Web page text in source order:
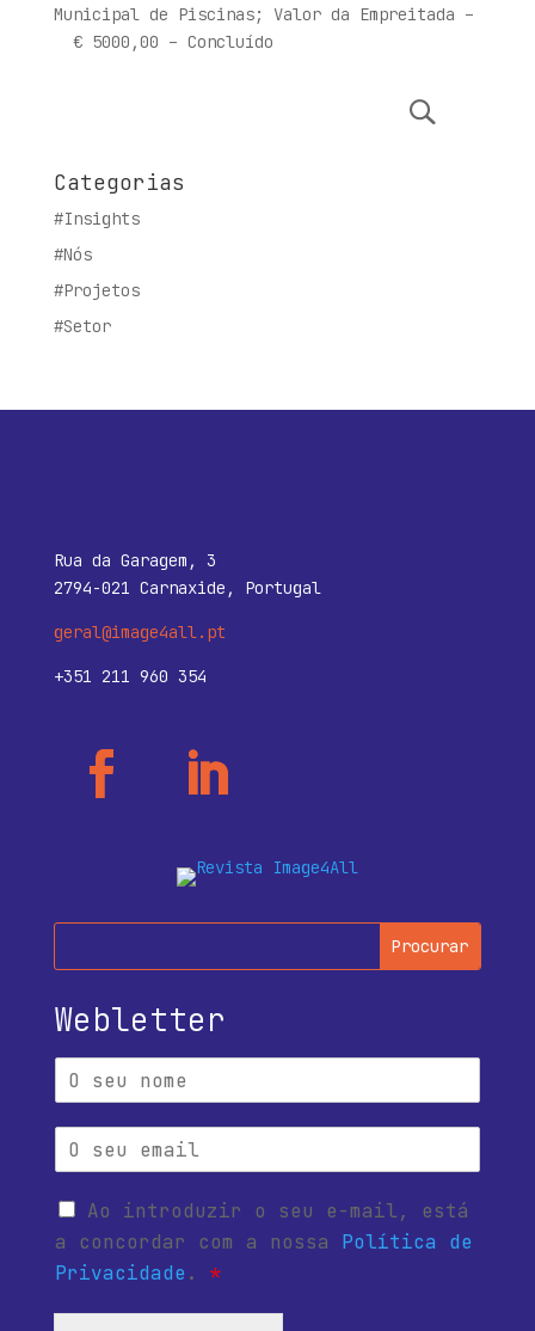
Municipal de Piscinas; Valor da Empreitada –
€ 5000,00 – Concluído
Categorias
#Insights
#Nós
#Projetos
#Setor
Rua da Garagem, 3
2794-021 Carnaxide, Portugal
geral@image4all.pt
+351 211 960 354
Webletter
Ao introduzir o seu e-mail, está
a concordar com a nossa Política de
Privacidade . *